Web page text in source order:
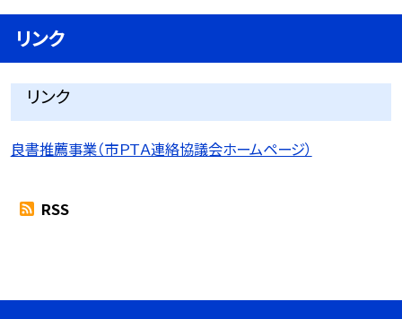
リンク
リンク
良書推薦事業（市ＰＴＡ連絡協議会ホームページ）
RSS